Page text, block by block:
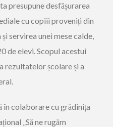
presupune desfășurarea
cu copiii proveniți din
servirea unei mese calde,
de elevi. Scopul acestui
rezultatelor școlare și a
în colaborare cu grădinița
„Să ne rugăm